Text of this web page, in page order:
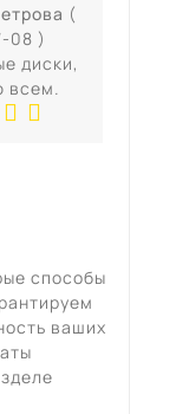
(
08 )
диски,
всем.
способы
ваших